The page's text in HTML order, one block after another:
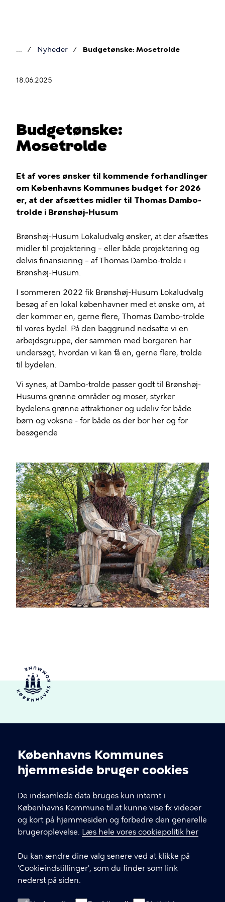
Cookieindstillinger
Københavns Kommunes
hjemmeside bruger cookies
De indsamlede data bruges kun internt i
Københavns Kommune til at kunne vise fx videoer
og kort på hjemmesiden og forbedre den generelle
brugeroplevelse. Læs hele vores cookiepolitik her
Du kan ændre dine valg senere ved at klikke på
'Cookieindstillinger', som du finder som link
nederst på siden.
Nyheder Budgetønske: Mosetrolde
18.06.2025
Budgetønske:
Mosetrolde
Et af vores ønsker til kommende forhandlinger
om Københavns Kommunes budget for 2026
er, at der afsættes midler til Thomas Dambo-
trolde i Brønshøj-Husum
Brønshøj-Husum Lokaludvalg ønsker, at der afsættes
midler til projektering – eller både projektering og
delvis finansiering – af Thomas Dambo-trolde i
Brønshøj-Husum.
I sommeren 2022 fik Brønshøj-Husum Lokaludvalg
besøg af en lokal københavner med et ønske om, at
der kommer en, gerne flere, Thomas Dambo-trolde
til vores bydel. På den baggrund nedsatte vi en
arbejdsgruppe, der sammen med borgeren har
undersøgt, hvordan vi kan få en, gerne flere, trolde
til bydelen.
Vi synes, at Dambo-trolde passer godt til Brønshøj-
Husums grønne områder og moser, styrker
bydelens grønne attraktioner og udeliv for både
børn og voksne - for både os der bor her og for
besøgende
Brønshøj-Husum Lokaludvalg
KONTAKT
LINKS